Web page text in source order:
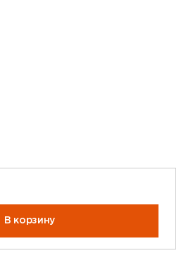
В корзину